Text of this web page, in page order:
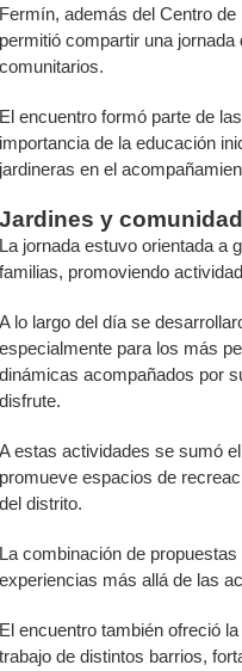
Fermín, además del Centro
permitió compartir una
comunitarios.
El encuentro formó parte de
importancia de la educación
jardineras en el
Jardines y comunidad
La jornada estuvo orientada a
familias, promoviendo
A lo largo del día se
especialmente para los más
dinámicas acompañados por
disfrute.
A estas actividades se sumó
promueve espacios de
del distrito.
La combinación de
experiencias más allá de las
El encuentro también ofreció
trabajo de distintos barrios,